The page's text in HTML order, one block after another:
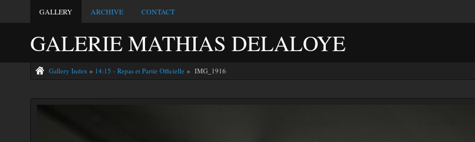
GALLERY ARCHIVE CONTACT
GALERIE MATHIAS DELALOYE
Gallery Index » 14:15 - Repas et Partie Officielle » IMG_1916